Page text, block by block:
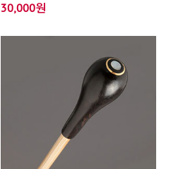
30,000원